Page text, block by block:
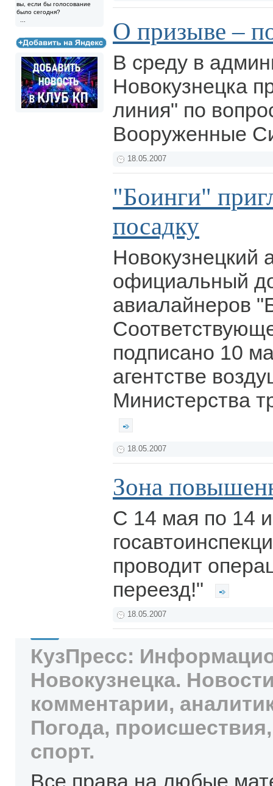
вы, если бы голосование
было сегодня?
О призыве –
В среду в
Новокузнецка
линия" по
Вооруженные
18.05.2007
"Боинги"
посадку
Новокузнецкий
официальный
авиалайнеров
подписано 10
агентстве
Министерства
18.05.2007
Зона
С 14 мая по 14
проводит
переезд!"
18.05.2007
КузПресс:
Новокузнецка.
комментарии,
Погода,
спорт.
Все права на любые